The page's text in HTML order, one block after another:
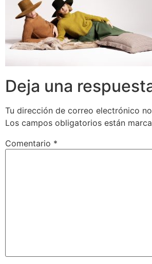
Deja una
Tu dirección de correo electrónico
Los campos obligatorios están
Comentario *